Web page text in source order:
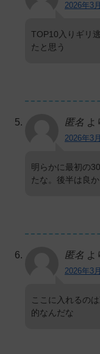
2026年3
TOP10入りギリ
たと思う
匿名 よ
2026年3
明らかに最初の
たな。後半は良か
匿名 よ
2026年3
ここに入れるの
的なんだな